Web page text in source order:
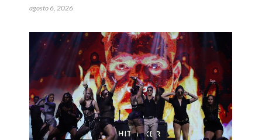
agosto 6, 2026